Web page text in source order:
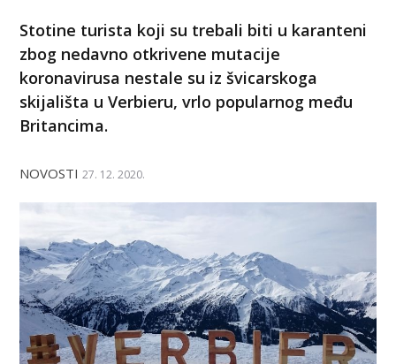
Stotine turista koji su trebali biti u karanteni
zbog nedavno otkrivene mutacije
koronavirusa nestale su iz švicarskoga
skijališta u Verbieru, vrlo popularnog među
Britancima.
NOVOSTI 27. 12. 2020.